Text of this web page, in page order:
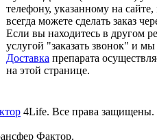
телефону, указанному на
всегда можете сделать заказ
Если вы находитесь в другом
услугой "заказать звонок" и
Доставка препарата
на этой странице.
4Life. Все права защищены.
Фактор.